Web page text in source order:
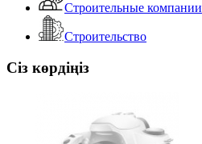
Строительные компании
Строительство
Сіз көрдіңіз